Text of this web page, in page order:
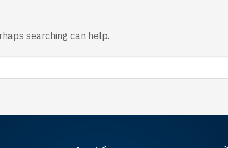
searching can help.